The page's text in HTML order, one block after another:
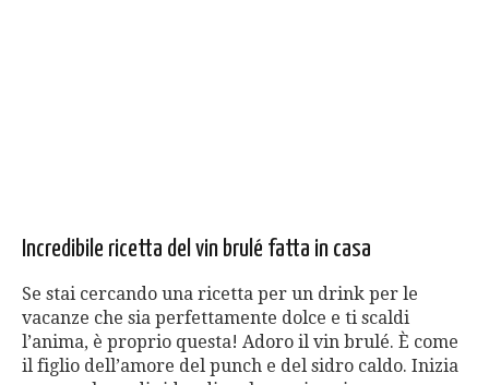
Incredibile ricetta del vin brulé fatta in casa
Se stai cercando una ricetta per un drink per le
vacanze che sia perfettamente dolce e ti scaldi
l’anima, è proprio questa! Adoro il vin brulé. È come
il figlio dell’amore del punch e del sidro caldo. Inizia